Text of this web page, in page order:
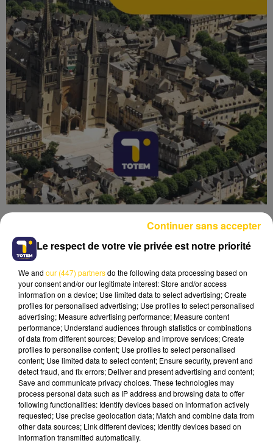
Lecture (4 min 53 sec)
3 mai 2025 - 4 min 53 sec
L'INFO DE LA LOZÈRE DU 03/05/25 À
07H00
L'info de la Lozère
Le respect de votre vie privée est notre priorité
We and our (447) partnersdo the following data processing based on
your consent and/or our legitimate interest: Store and/or access
information on a device; Use limited data to select advertising; Create
profiles for personalised advertising; Use profiles to select personalised
advertising; Measure advertising performance; Measure content
performance; Understand audiences through statistics or combinations
of data from different sources; Develop and improve services; Create
profiles to personalise content; Use profiles to select personalised
content; Use limited data to select content; Ensure security, prevent and
detect fraud, and fix errors; Deliver and present advertising and content;
Save and communicate privacy choices. These technologies may
process personal data such as IP address and browsing data to offer
following functionalities: Identify devices based on information actively
requested; Use precise geolocation data; Match and combine data from
other data sources; Link different devices; Identify devices based on
information transmitted automatically.
Continuer sans accepter